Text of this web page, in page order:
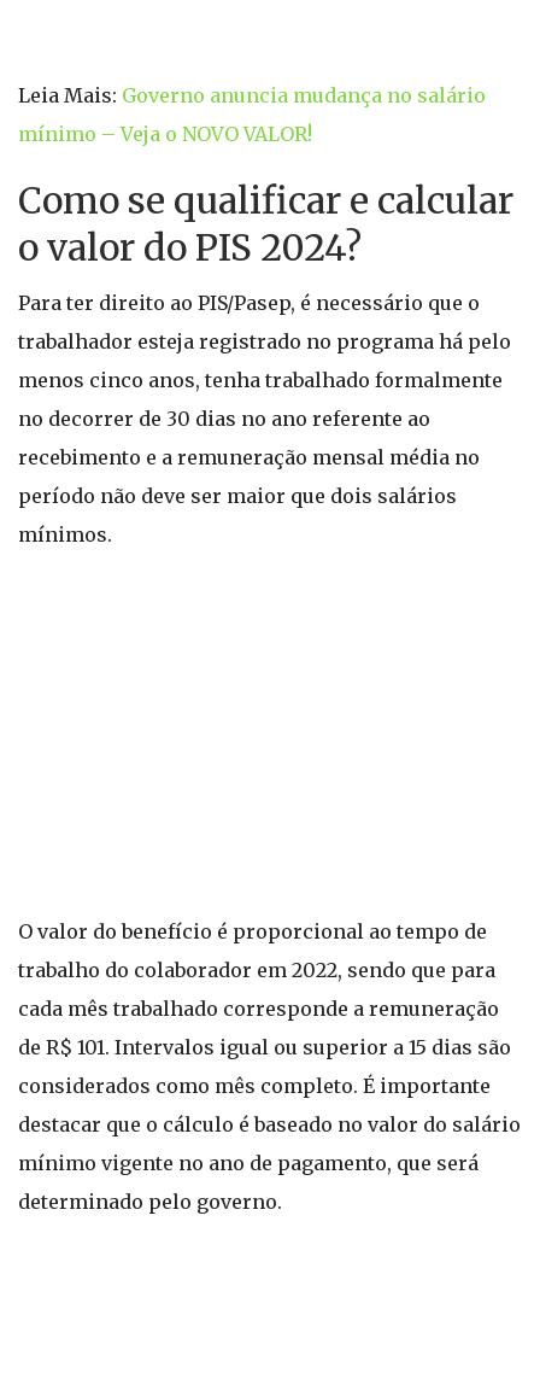
Leia Mais: Governo anuncia mudança no salário
mínimo – Veja o NOVO VALOR!
Como se qualificar e calcular
o valor do PIS 2024?
Para ter direito ao PIS/Pasep, é necessário que o
trabalhador esteja registrado no programa há pelo
menos cinco anos, tenha trabalhado formalmente
no decorrer de 30 dias no ano referente ao
recebimento e a remuneração mensal média no
período não deve ser maior que dois salários
mínimos.
O valor do benefício é proporcional ao tempo de
trabalho do colaborador em 2022, sendo que para
cada mês trabalhado corresponde a remuneração
de R$ 101. Intervalos igual ou superior a 15 dias são
considerados como mês completo. É importante
destacar que o cálculo é baseado no valor do salário
mínimo vigente no ano de pagamento, que será
determinado pelo governo.